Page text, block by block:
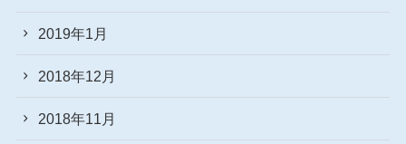
2019年1月
2018年12月
2018年11月